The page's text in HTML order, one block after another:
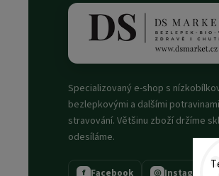
Specializovaný e-shop s
bezlepkovými a dalšími
stravování. Většinu zboží držíme
odesíláme.
f Facebook ◎ Instagram